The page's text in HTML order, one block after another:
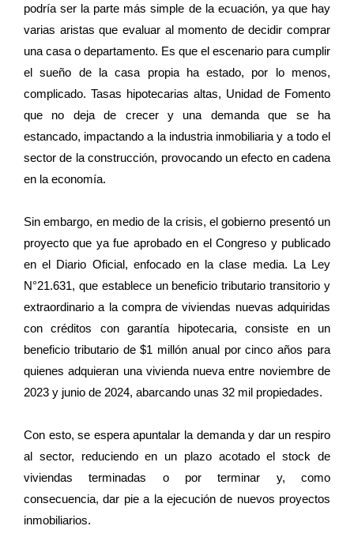
podría ser la parte más simple de la ecuación, ya que hay
varias aristas que evaluar al momento de decidir comprar
una casa o departamento. Es que el escenario para cumplir
el sueño de la casa propia ha estado, por lo menos,
complicado. Tasas hipotecarias altas, Unidad de Fomento
que no deja de crecer y una demanda que se ha
estancado, impactando a la industria inmobiliaria y a todo el
sector de la construcción, provocando un efecto en cadena
en la economía.
Sin embargo, en medio de la crisis, el gobierno presentó un
proyecto que ya fue aprobado en el Congreso y publicado
en el Diario Oficial, enfocado en la clase media. La Ley
N°21.631, que establece un beneficio tributario transitorio y
extraordinario a la compra de viviendas nuevas adquiridas
con créditos con garantía hipotecaria, consiste en un
beneficio tributario de $1 millón anual por cinco años para
quienes adquieran una vivienda nueva entre noviembre de
2023 y junio de 2024, abarcando unas 32 mil propiedades.
Con esto, se espera apuntalar la demanda y dar un respiro
al sector, reduciendo en un plazo acotado el stock de
viviendas terminadas o por terminar y, como
consecuencia, dar pie a la ejecución de nuevos proyectos
inmobiliarios.